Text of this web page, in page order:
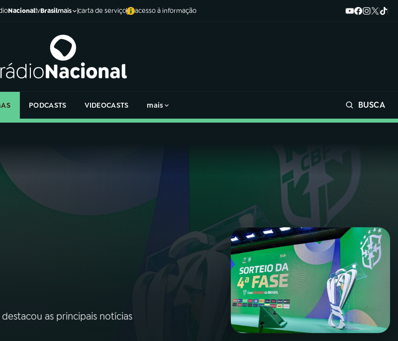
NacionaltvBrasilmais carta de serviço acesso à informação
PODCASTS VIDEOCASTS mais BUSCA
as principais notícias